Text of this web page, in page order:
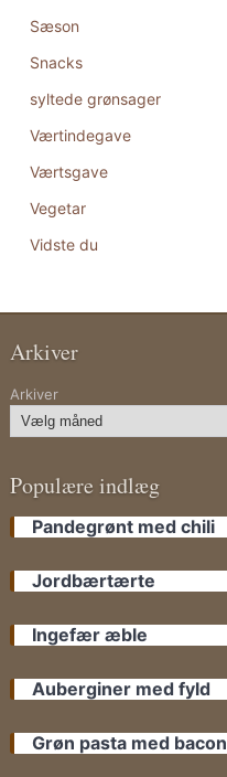
Sæson
Snacks
syltede grønsager
Værtindegave
Værtsgave
Vegetar
Vidste du
Arkiver
Arkiver
Populære indlæg
Pandegrønt med chili
Jordbærtærte
Ingefær æble
Auberginer med fyld
Grøn pasta med bacon